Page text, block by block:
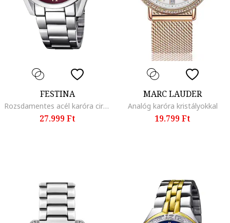
FESTINA
Rozsdamentes acél karóra cirkóniával díszítve
27.999 Ft
MARC LAUDER
Analóg karóra kristályokkal
19.799 Ft